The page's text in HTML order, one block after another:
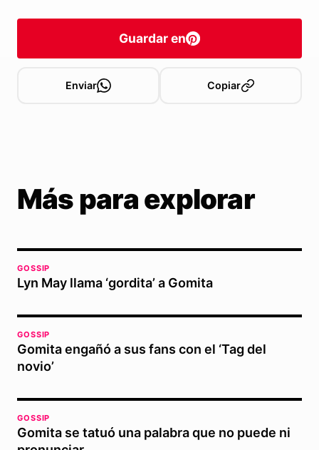
Guardar en
Enviar Copiar
Más para explorar
GOSSIP
Lyn May llama ‘gordita’ a Gomita
GOSSIP
Gomita engañó a sus fans con el ‘Tag del
novio’
GOSSIP
Gomita se tatuó una palabra que no puede ni